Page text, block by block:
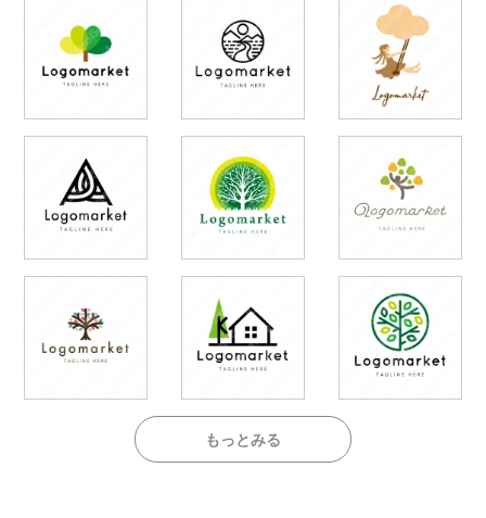
もっとみる